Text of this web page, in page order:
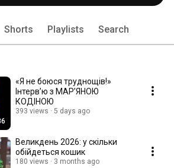
Shorts Playlists Search
«Я не боюся труднощів!»
Інтервʼю з МАРʼЯНОЮ
КОДІНОЮ
393 views 5 days ago
Великдень 2026: у скільки
обійдеться кошик
180 views 3 months ago